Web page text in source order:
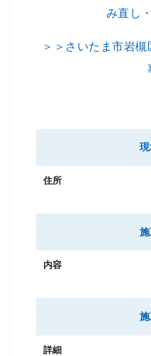
み直し
＞＞さいたま市岩